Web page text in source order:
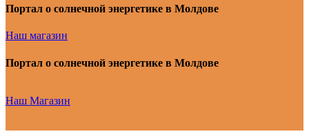
Портал о солнечной энергетике в Молдове
Наш магазин
Портал о солнечной энергетике в Молдове
Наш Магазин